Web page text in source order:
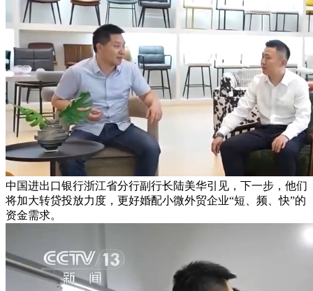
中国进出口银行浙江省分行副行长陆美华引见，下一步，他们
将加大转贷投放力度，更好婚配小微外贸企业“短、频、快”的
资金需求。